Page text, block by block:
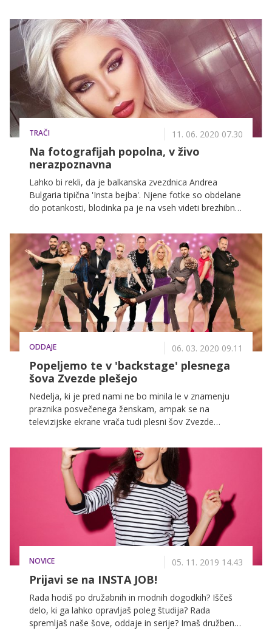
odločili, da mesec maj posvetimo znanim Slovenkam,
ki nas vsak dan navdihujejo razveseljujejo z zabavnimi
in zanimivimi objavami ter pogosto odpirajo tabu
teme in so brez dlake na jeziku. To so nominiranke za
naj influencerko iz sveta zabave!
TRAČI 11. 06. 2020 07.30
Na fotografijah popolna, v živo
nerazpoznavna
Lahko bi rekli, da je balkanska zvezdnica Andrea
Bulgaria tipična 'Insta bejba'. Njene fotke so obdelane
do potankosti, blodinka pa je na vseh videti brezhibno,
vidimo na njenih družbenih omrežjih, ni realno stanje.
ODDAJE 06. 03. 2020 09.11
Popeljemo te v 'backstage' plesnega
šova Zvezde plešejo
Nedelja, ki je pred nami ne bo minila le v znamenju
praznika posvečenega ženskam, ampak se na
televizijske ekrane vrača tudi plesni šov Zvezde
TV ponovno uživali v plesnih koreografijah naših
profesionalcev in zvezd, na uradnem Instagram profilu
Zadovoljna.si pa vas bomo popeljali v ozadje najbolj
pričakovanega šova te pomladi!
NOVICE 05. 11. 2019 14.43
Prijavi se na INSTA JOB!
Rada hodiš po družabnih in modnih dogodkih? Iščeš
delo, ki ga lahko opravljaš poleg študija? Rada
spremljaš naše šove, oddaje in serije? Imaš družbena